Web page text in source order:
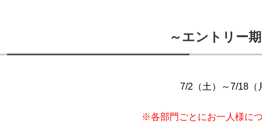
～エントリー
7/2（土）～7/18（
※各部門ごとにお一人様に